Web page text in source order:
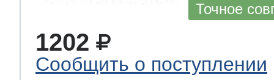
Точное
1202
Сообщить о поступлении